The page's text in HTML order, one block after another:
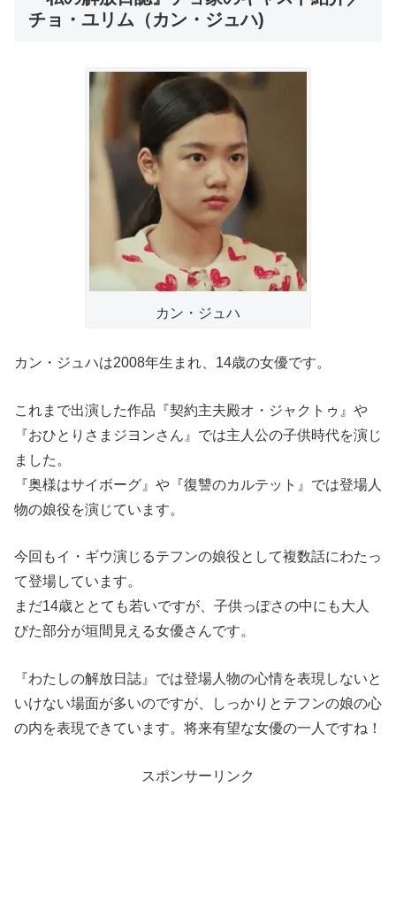
チョ・ユリム（カン・ジュハ)
カン・ジュハ
カン・ジュハは2008年生まれ、14歳の女優です。
これまで出演した作品『契約主夫殿オ・ジャクトゥ』や
『おひとりさまジヨンさん』では主人公の子供時代を演じ
ました。
『奥様はサイボーグ』や『復讐のカルテット』では登場人
物の娘役を演じています。
今回もイ・ギウ演じるテフンの娘役として複数話にわたっ
て登場しています。
まだ14歳ととても若いですが、子供っぽさの中にも大人
びた部分が垣間見える女優さんです。
『わたしの解放日誌』では登場人物の心情を表現しないと
いけない場面が多いのですが、しっかりとテフンの娘の心
の内を表現できています。将来有望な女優の一人ですね！
スポンサーリンク